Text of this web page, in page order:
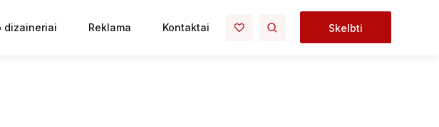
dizaineriai Reklama Kontaktai Skelbti